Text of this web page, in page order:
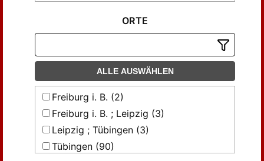
ORTE
ALLE AUSWÄHLEN
Freiburg i. B. (2)
Freiburg i. B. ; Leipzig (3)
Leipzig ; Tübingen (3)
Tübingen (90)